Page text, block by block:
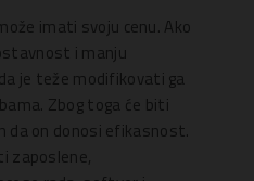
imati svoju cenu. Ako
i manju
je teže modifikovati ga
Zbog toga će biti
da on donosi efikasnost.
zaposlene,